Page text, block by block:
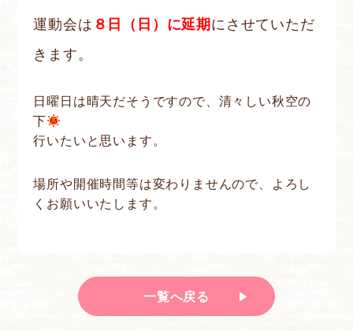
運動会は ８日（日）に延期 にさせていただ
きます。
日曜日は晴天だそうですので、清々しい秋空の
下
行いたいと思います。
場所や開催時間等は変わりませんので、よろし
くお願いいたします。
一覧へ戻る